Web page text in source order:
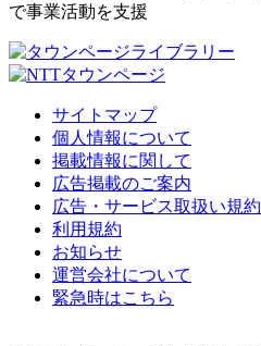
で事業活動を支援
サイトマップ
個人情報について
掲載情報に関して
広告掲載のご案内
広告・サービス取扱い規約
利用規約
お知らせ
運営会社について
緊急時はこちら